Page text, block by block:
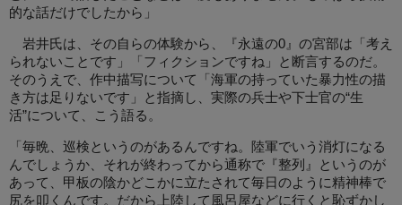
的な話だけでしたから」
岩井氏は、その自らの体験から、『永遠の0』の宮部は「考え
られないことです」「フィクションですね」と断言するのだ。
そのうえで、作中描写について「海軍の持っていた暴力性の描
き方は足りないです」と指摘し、実際の兵士や下士官の“生
活”について、こう語る。
「毎晩、巡検というのがあるんですね。陸軍でいう消灯になる
んでしょうか、それが終わってから通称で『整列』というのが
あって、甲板の陰かどこかに立たされて毎日のように精神棒で
尻を叩くんです。だから上陸して風呂屋などに行くと恥ずかし